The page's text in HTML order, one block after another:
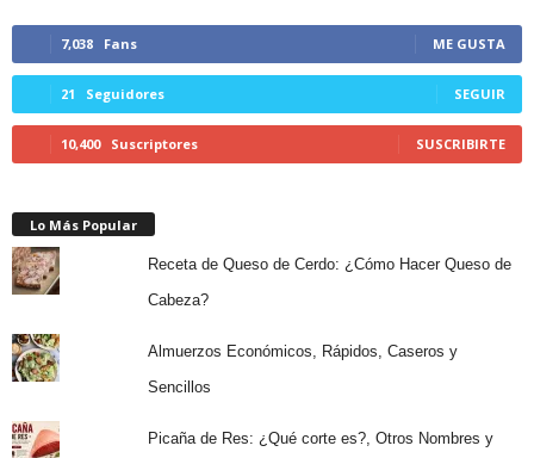
7,038 Fans ME GUSTA
21 Seguidores SEGUIR
10,400 Suscriptores SUSCRIBIRTE
Lo Más Popular
Receta de Queso de Cerdo: ¿Cómo Hacer Queso de
Cabeza?
Almuerzos Económicos, Rápidos, Caseros y
Sencillos
Picaña de Res: ¿Qué corte es?, Otros Nombres y